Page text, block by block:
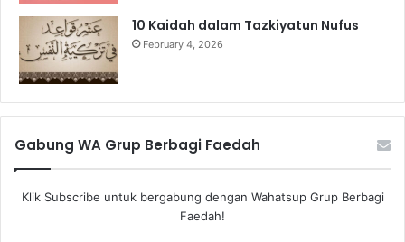
10 Kaidah dalam Tazkiyatun Nufus
February 4, 2026
Gabung WA Grup Berbagi Faedah
Klik Subscribe untuk bergabung dengan Wahatsup Grup Berbagi
Faedah!